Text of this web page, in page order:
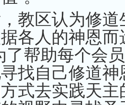
区认为修道
各人的神恩而
了帮助每个会
找自己修道神
式去实践天主